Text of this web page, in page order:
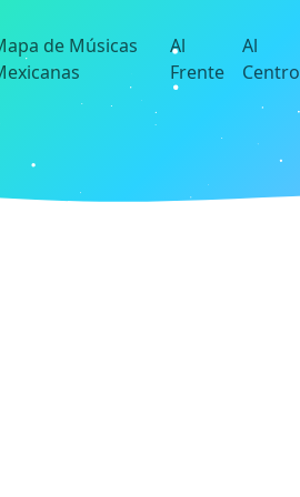
de Músicas
Al
Frente
Al
Centro